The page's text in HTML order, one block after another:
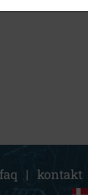
faq | kontakt